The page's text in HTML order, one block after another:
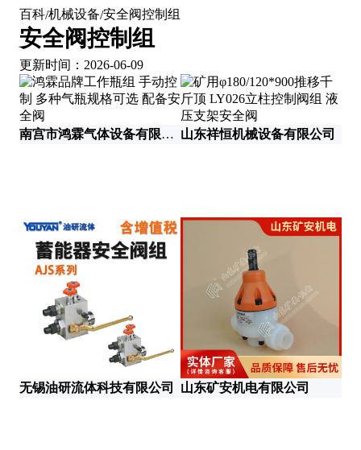
百科/机械设备/安全阀控制组
安全阀控制组
更新时间：2026-06-09
南宫市鸿霖气体设备有限公司 山东祥恒机械设备有限公司
无锡油研流体科技有限公司 山东矿安机电有限公司